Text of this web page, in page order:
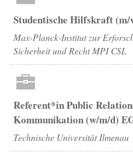
Studentische Hilfskraft (m/
Max-Planck-Institut zur
Sicherheit und Recht MPI CSL
Referent*in Public
Kommunikation (w/m/d)
Technische Universität Ilmenau